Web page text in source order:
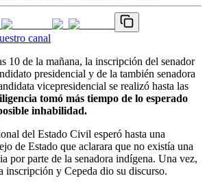
canal
10 de la mañana, la inscripción del senador
presidencial y de la también senadora
vicepresidencial se realizó hasta las
tomó más tiempo de lo esperado
inhabilidad.
del Estado Civil esperó hasta una
de Estado que aclarara que no existía una
por parte de la senadora indígena. Una vez,
inscripción y Cepeda dio su discurso.